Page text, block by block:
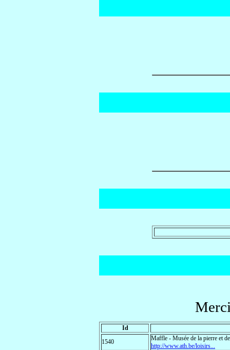
Id
1540
Maffle - Musée de la pierre et
http://www.ath.be/loisirs...